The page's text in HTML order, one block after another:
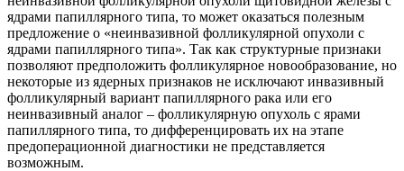
ядрами папиллярного типа, то может оказаться полезным
предложение о «неинвазивной фолликулярной опухоли с
ядрами папиллярного типа». Так как структурные признаки
позволяют предположить фолликулярное новообразование, но
некоторые из ядерных признаков не исключают инвазивный
фолликулярный вариант папиллярного рака или его
неинвазивный аналог – фолликулярную опухоль с ярами
папиллярного типа, то дифференцировать их на этапе
предоперационной диагностики не представляется
возможным.